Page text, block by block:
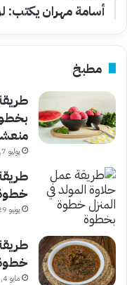
أسامة مهران يكتب:
مطبخ
يوليو 7, 2026
يونيو 29, 2026
مايو 4, 2026